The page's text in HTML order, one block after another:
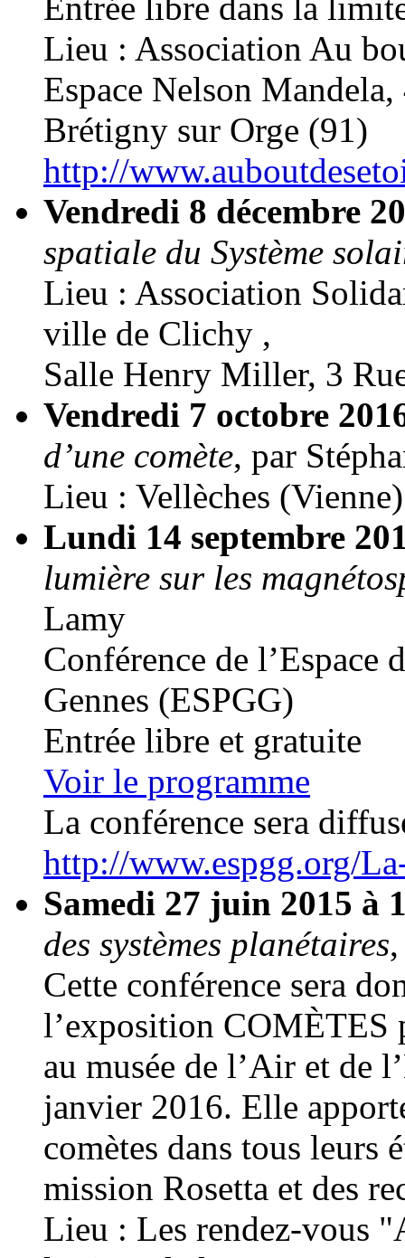
Lieu : Association Au
Espace Nelson
Brétigny sur Orge (91)
http://
Vendredi 8 décembre
spatiale du Système
Lieu : Association
ville de Clichy ,
Salle Henry Miller, 3
Vendredi 7 octobre
d’une comète, par
Lieu : Vellèches (Vienne)
Lundi 14 septembre
lumière sur les
Lamy
Conférence de l’Espace
Gennes (ESPGG)
Entrée libre et gratuite
Voir le programme
La conférence sera
http://www.espgg.org/
Samedi 27 juin 2015 à
des systèmes planétaires
Cette conférence sera
l’exposition COMÈTES
au musée de l’Air et de
janvier 2016. Elle
comètes dans tous leurs
mission Rosetta et des
Lieu : Les rendez-vous